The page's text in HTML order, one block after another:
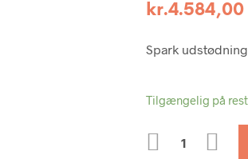
kr.4.584,00
Spark
Tilgængelig på
ANTAL